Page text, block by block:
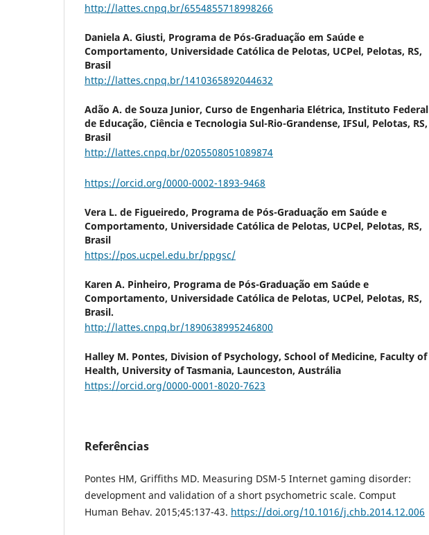
http://lattes.cnpq.br/6554855718998266
Daniela A. Giusti, Programa de Pós-Graduação em Saúde e
Comportamento, Universidade Católica de Pelotas, UCPel, Pelotas, RS,
Brasil
http://lattes.cnpq.br/1410365892044632
Adão A. de Souza Junior, Curso de Engenharia Elétrica, Instituto Federal
de Educação, Ciência e Tecnologia Sul-Rio-Grandense, IFSul, Pelotas, RS,
Brasil
http://lattes.cnpq.br/0205508051089874
https://orcid.org/0000-0002-1893-9468
Vera L. de Figueiredo, Programa de Pós-Graduação em Saúde e
Comportamento, Universidade Católica de Pelotas, UCPel, Pelotas, RS,
Brasil
https://pos.ucpel.edu.br/ppgsc/
Karen A. Pinheiro, Programa de Pós-Graduação em Saúde e
Comportamento, Universidade Católica de Pelotas, UCPel, Pelotas, RS,
Brasil.
http://lattes.cnpq.br/1890638995246800
Halley M. Pontes, Division of Psychology, School of Medicine, Faculty of
Health, University of Tasmania, Launceston, Austrália
https://orcid.org/0000-0001-8020-7623
Referências
Pontes HM, Griffiths MD. Measuring DSM-5 Internet gaming disorder:
development and validation of a short psychometric scale. Comput
Human Behav. 2015;45:137-43. https://doi.org/10.1016/j.chb.2014.12.006